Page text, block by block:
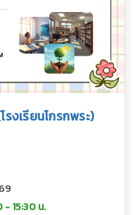
งเรียนโกรกพระ)
15:30 น.